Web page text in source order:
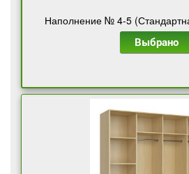
Наполнение № 4-5
Выбрано